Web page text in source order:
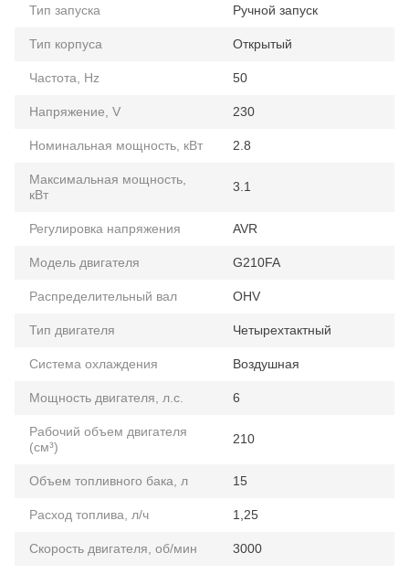
Тип запуска Ручной запуск
Тип корпуса Открытый
Частота, Hz 50
Напряжение, V 230
Номинальная мощность, кВт 2.8
Максимальная мощность,
кВт
3.1
Регулировка напряжения AVR
Модель двигателя G210FA
Распределительный вал OHV
Тип двигателя Четырехтактный
Система охлаждения Воздушная
Мощность двигателя, л.с. 6
Рабочий объем двигателя
(см³)
210
Объем топливного бака, л 15
Расход топлива, л/ч 1,25
Скорость двигателя, об/мин 3000